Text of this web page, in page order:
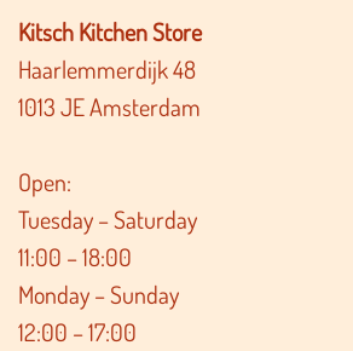
Kitsch Kitchen Store
Haarlemmerdijk 48
1013 JE Amsterdam
Open:
Tuesday – Saturday
11:00 – 18:00
Monday – Sunday
12:00 – 17:00